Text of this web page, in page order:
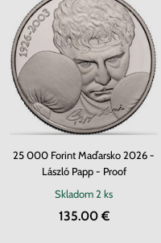
25 000 Forint Maďarsko 2026 -
László Papp - Proof
Skladom2 ks
135.00 €